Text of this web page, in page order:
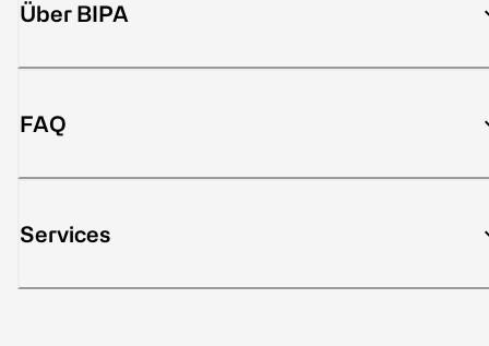
Über BIPA
FAQ
Services